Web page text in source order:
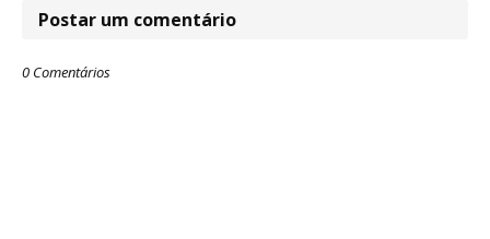
Postar um comentário
0 Comentários